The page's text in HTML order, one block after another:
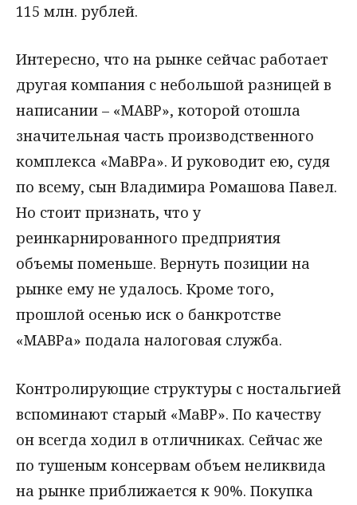
115 млн. рублей.
Интересно, что на рынке сейчас работает
другая компания с небольшой разницей в
написании – «МАВР», которой отошла
значительная часть производственного
комплекса «МаВРа». И руководит ею, судя
по всему, сын Владимира Ромашова Павел.
Но стоит признать, что у
реинкарнированного предприятия
объемы поменьше. Вернуть позиции на
рынке ему не удалось. Кроме того,
прошлой осенью иск о банкротстве
«МАВРа» подала налоговая служба.
Контролирующие структуры с ностальгией
вспоминают старый «МаВР». По качеству
он всегда ходил в отличниках. Сейчас же
по тушеным консервам объем неликвида
на рынке приближается к 90%. Покупка